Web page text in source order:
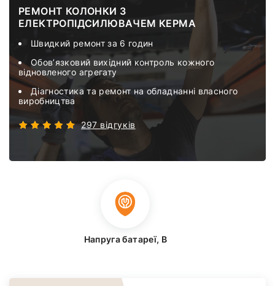
РЕМОНТ КОЛОНКИ З
ЕЛЕКТРОПІДСИЛЮВАЧЕМ КЕРМА
Швидкий ремонт за 6 годин
Обов’язковий вихідний контроль кожного
відновленого агрегату
Діагностика та ремонт на обладнанні власного
виробництва
297 відгуків
Напруга батареї, В